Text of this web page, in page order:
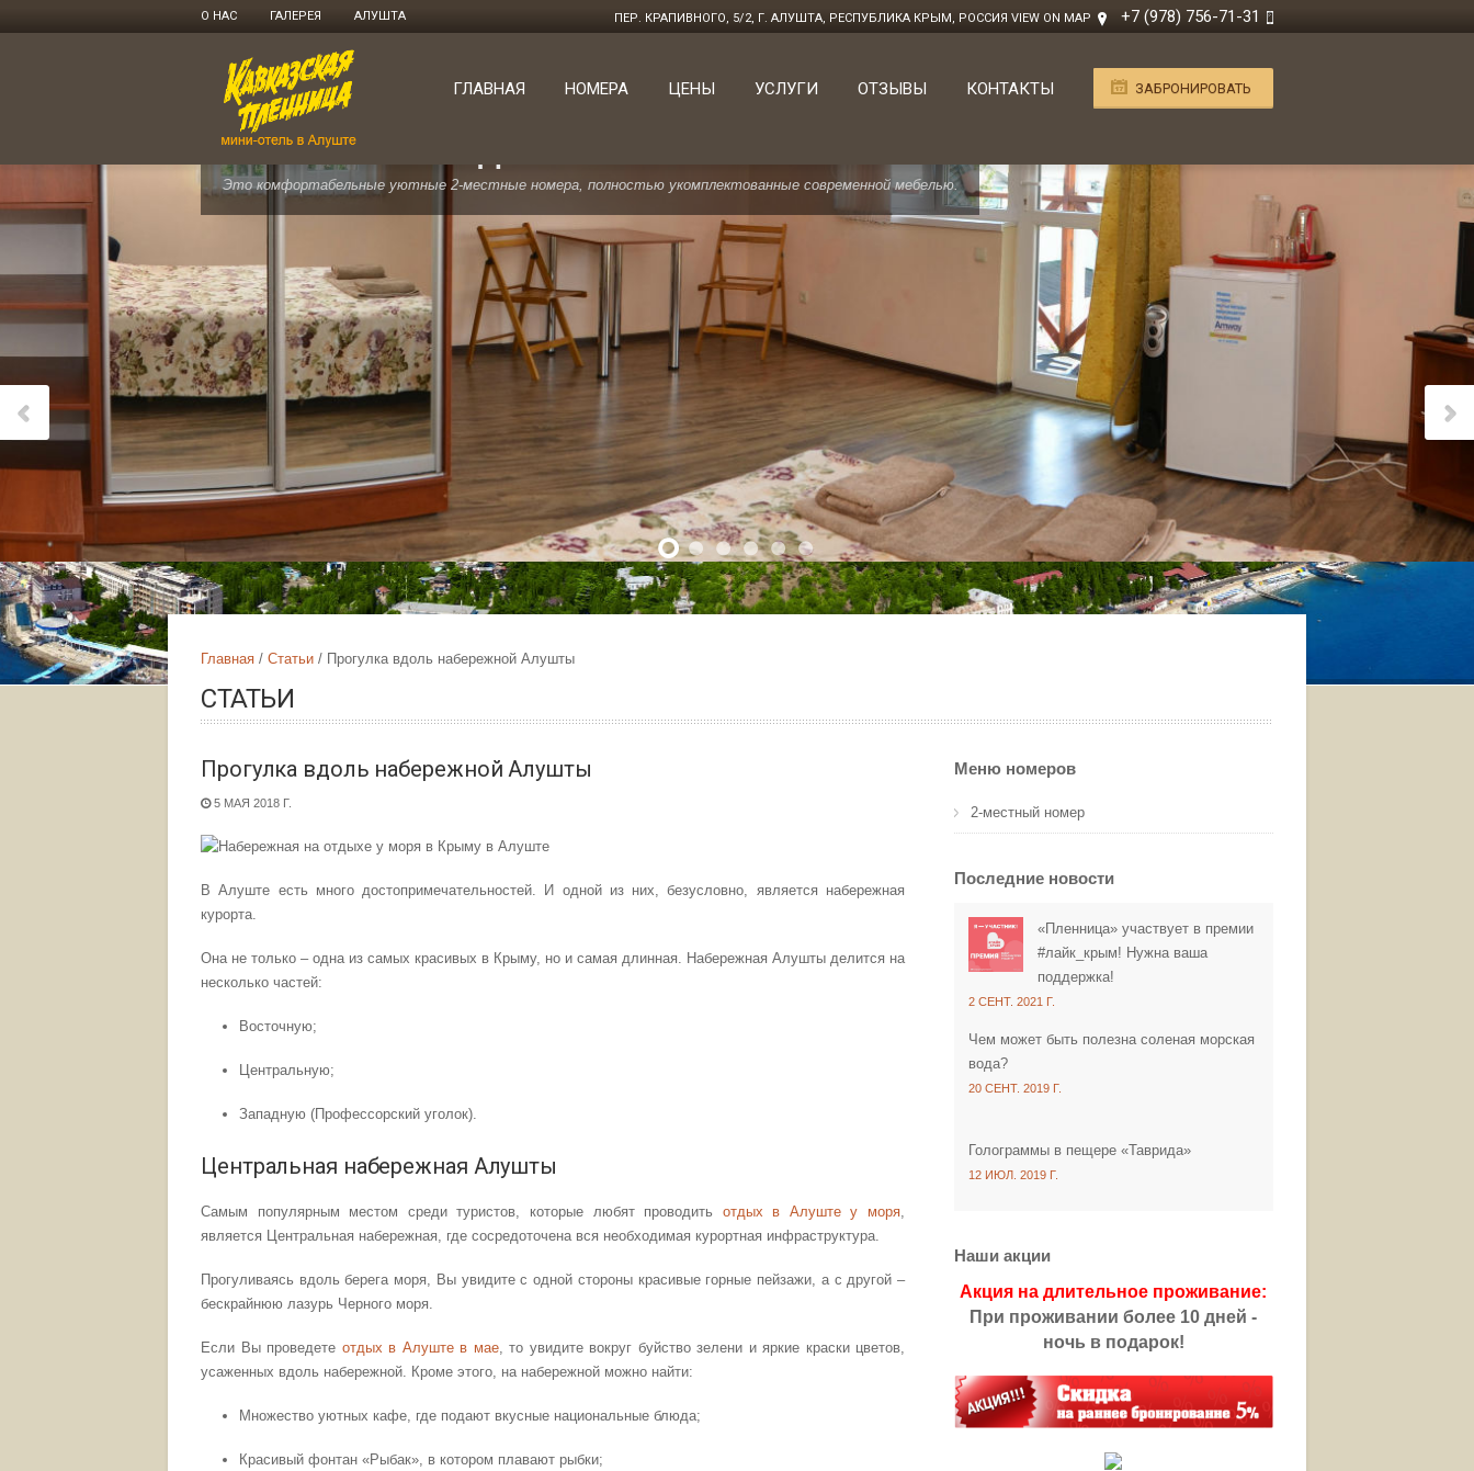
О НАС ГАЛЕРЕЯ АЛУШТА ПЕР. КРАПИВНОГО, 5/2, Г. АЛУШТА, РЕСПУБЛИКА КРЫМ, РОССИЯ VIEW ON MAP +7 (978) 756-71-31
ЗАБРОНИРОВАТЬ
ГЛАВНАЯ НОМЕРА ЦЕНЫ УСЛУГИ ОТЗЫВЫ КОНТАКТЫ
НОМЕРНОЙ ФОНД МИНИ-ОТЕЛЯ
Это комфортабельные уютные 2-местные номера, полностью укомплектованные современной мебелью.
Главная Статьи Прогулка вдоль набережной Алушты
СТАТЬИ
Прогулка вдоль набережной Алушты
5 МАЯ 2018 Г.
В Алуште есть много достопримечательностей. И одной из них, безусловно, является набережная
курорта.
Она не только – одна из самых красивых в Крыму, но и самая длинная. Набережная Алушты делится на
несколько частей:
Восточную;
Центральную;
Западную (Профессорский уголок).
Центральная набережная Алушты
Самым популярным местом среди туристов, которые любят проводить отдых в Алуште у моря
является Центральная набережная, где сосредоточена вся необходимая курортная инфраструктура.
Прогуливаясь вдоль берега моря, Вы увидите с одной стороны красивые горные пейзажи, а с другой –
бескрайнюю лазурь Черного моря.
Если Вы проведете отдых в Алуште в мае, то увидите вокруг буйство зелени и яркие краски цветов,
усаженных вдоль набережной. Кроме этого, на набережной можно найти:
Множество уютных кафе, где подают вкусные национальные блюда;
Красивый фонтан «Рыбак», в котором плавают рыбки;
Меню номеров
2-местный номер
Последние новости
«Пленница» участвует в премии
#лайк_крым! Нужна ваша
поддержка!
2 СЕНТ. 2021 Г.
Чем может быть полезна соленая морская
вода?
20 СЕНТ. 2019 Г.
Голограммы в пещере «Таврида»
12 ИЮЛ. 2019 Г.
Наши акции
Акция на длительное проживание:
При проживании более 10 дней -
ночь в подарок!